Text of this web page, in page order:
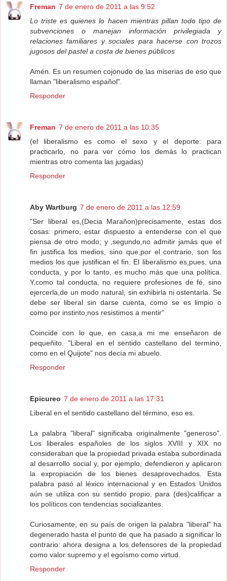
Freman 7 de enero de 2011 a las 9:52
Lo triste es quienes lo hacen mientras pillan todo tipo de
subvenciones o manejan información privilegiada y
relaciones familiares y sociales para hacerse con trozos
jugosos del pastel a costa de bienes públicos
Amén. Es un resumen cojonudo de las miserias de eso que
llaman "liberalismo español".
Responder
Freman 7 de enero de 2011 a las 10:35
(el liberalismo es como el sexo y el deporte: para
practicarlo, no para ver cómo los demás lo practican
mientras otro comenta las jugadas)
Responder
Aby Wartburg 7 de enero de 2011 a las 12:59
"Ser liberal es,(Decia Marañon)precisamente, estas dos
cosas: primero, estar dispuesto a entenderse con el que
piensa de otro modo; y ,segundo,no admitir jamás que el
fin justifica los medios, sino que,por el contrario, son los
medios los que justifican el fin. El liberalismo es,pues, una
conducta, y por lo tanto, es mucho más que una política.
Y,como tal conducta, no requiere profesiones de fé, sino
ejercerla,de un modo natural, sin exhibirla ni ostentarla. Se
debe ser liberal sin darse cuenta, como se es limpio o
como por instinto,nos resistimos a mentir"
Coincide con lo que, en casa,a mi me enseñaron de
pequeñito. "Liberal en el sentido castellano del termino,
como en el Quijote" nos decía mi abuelo.
Responder
Epicureo 7 de enero de 2011 a las 17:31
Liberal en el sentido castellano del término, eso es.
La palabra "liberal" significaba originalmente "generoso".
Los liberales españoles de los siglos XVIII y XIX no
consideraban que la propiedad privada estaba subordinada
al desarrollo social y, por ejemplo, defendieron y aplicaron
la expropiación de los bienes desaprovechados. Esta
palabra pasó al léxico internacional y en Estados Unidos
aún se utiliza con su sentido propio, para (des)calificar a
los políticos con tendencias socializantes.
Curiosamente, en su país de origen la palabra "liberal" ha
degenerado hasta el punto de que ha pasado a significar lo
contrario: ahora designa a los defensores de la propiedad
como valor supremo y el egoísmo como virtud.
Responder